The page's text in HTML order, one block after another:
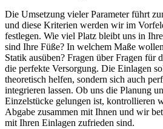
Die Umsetzung vieler Parameter führt
und diese Kriterien werden wir im
festlegen. Wie viel Platz bleibt uns in
sind Ihre Füße? In welchem Maße
Statik ausüben? Fragen über Fragen für
die perfekte Versorgung. Die Einlagen
theoretisch helfen, sondern sich auch
integrieren lassen. Ob uns die Planung
Einzelstücke gelungen ist, kontrollieren
Abgabe zusammen mit Ihnen und wir
mit Ihren Einlagen zufrieden sind.